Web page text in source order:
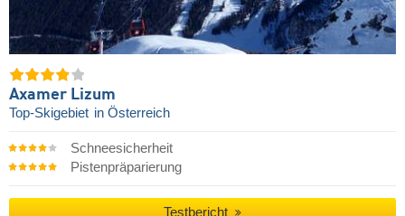
Axamer Lizum
Top-Skigebiet in Österreich
Schneesicherheit
Pistenpräparierung
Testbericht